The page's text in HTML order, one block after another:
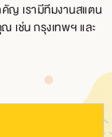
คัญ เรามีทีมงานสแตน
เช่น กรุงเทพฯ และ